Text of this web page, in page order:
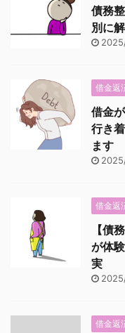
債務
別に
借金返
借金
行き
ます
借金返
【債
が体
実
借金返